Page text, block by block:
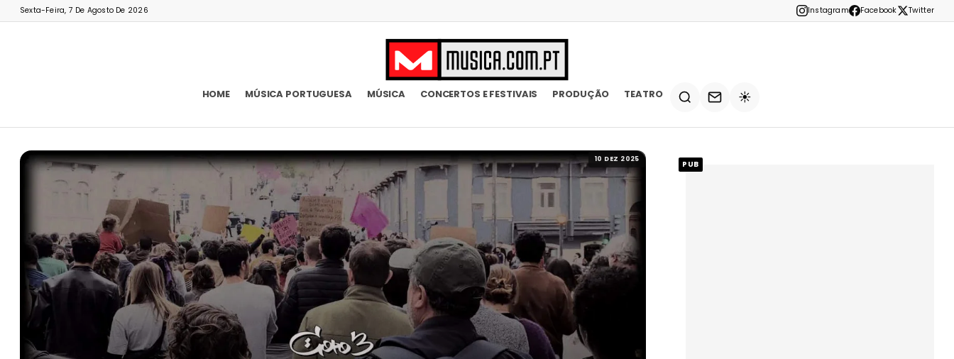
Sexta-Feira, 7 De Agosto De 2026 Instagram Facebook Twitter
HOME MÚSICA PORTUGUESA MÚSICA CONCERTOS E FESTIVAIS PRODUÇÃO TEATRO ☀️
10 DEZ 2025
PUB